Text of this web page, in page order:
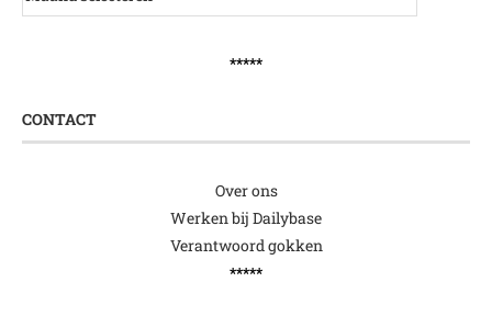
*****
CONTACT
Over ons
Werken bij Dailybase
Verantwoord gokken
*****